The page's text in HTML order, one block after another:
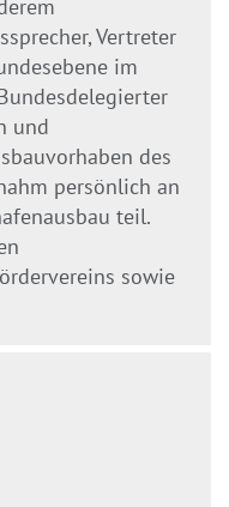
Vertreter
im
und
des
persönlich an
teil.
sowie